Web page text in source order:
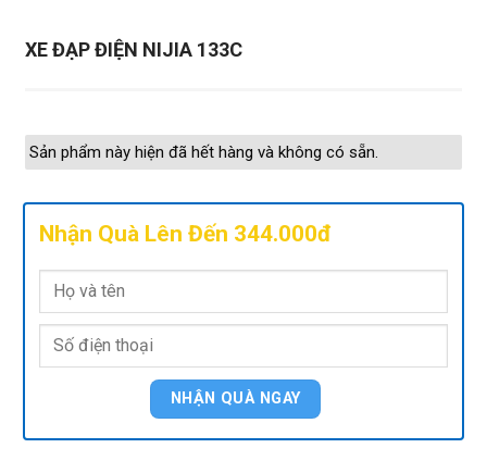
XE ĐẠP ĐIỆN NIJIA 133C
Sản phẩm này hiện đã hết hàng và không có sẵn.
Nhận Quà Lên Đến 344.000đ